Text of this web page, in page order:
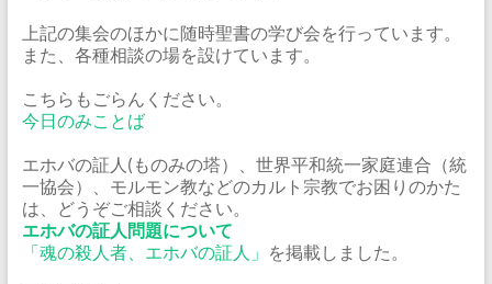
上記の集会のほかに随時聖書の学び会を行っています。
また、各種相談の場を設けています。
こちらもごらんください。
今日のみことば
エホバの証人(ものみの塔）、世界平和統一家庭連合（統
一協会）、モルモン教などのカルト宗教でお困りのかた
は、どうぞご相談ください。
エホバの証人問題について
「魂の殺人者、エホバの証人」 を掲載しました。